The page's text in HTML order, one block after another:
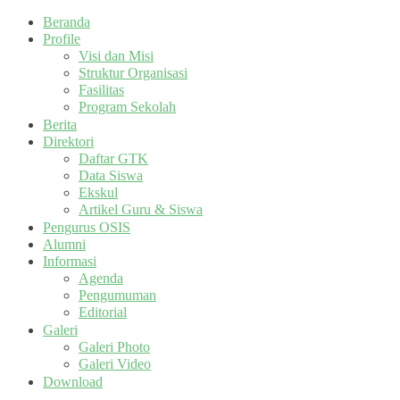
Beranda
Profile
Visi dan Misi
Struktur Organisasi
Fasilitas
Program Sekolah
Berita
Direktori
Daftar GTK
Data Siswa
Ekskul
Artikel Guru & Siswa
Pengurus OSIS
Alumni
Informasi
Agenda
Pengumuman
Editorial
Galeri
Galeri Photo
Galeri Video
Download